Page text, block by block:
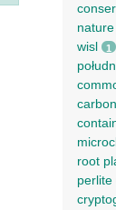
wisl 1
root
perlite